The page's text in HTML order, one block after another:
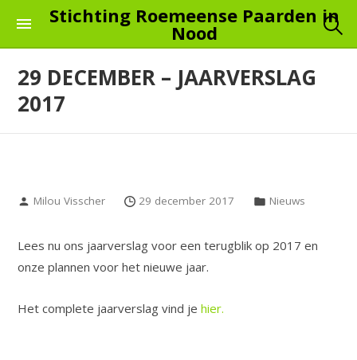
the
content
Stichting Roemeense Paarden in
Nood
29 DECEMBER – JAARVERSLAG
2017
Milou Visscher 29 december 2017 Nieuws
Lees nu ons jaarverslag voor een terugblik op 2017 en
onze plannen voor het nieuwe jaar.
Het complete jaarverslag vind jehier.